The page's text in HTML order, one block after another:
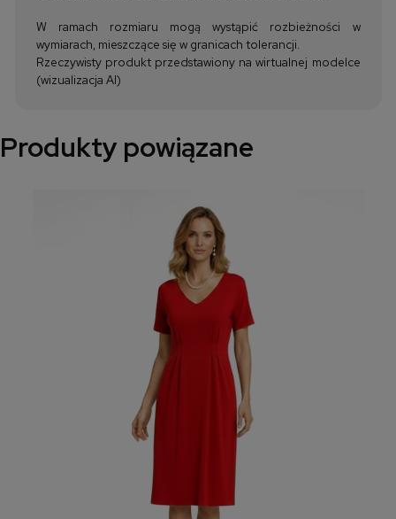
W ramach rozmiaru mogą wystąpić rozbieżności w
wymiarach, mieszczące się w granicach tolerancji.
Rzeczywisty produkt przedstawiony na wirtualnej modelce
(wizualizacja AI)
Produkty powiązane